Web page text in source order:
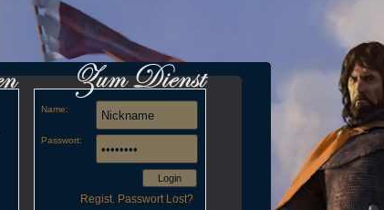
Name:
Passwort:
Login
Regist. Passwort Lost?